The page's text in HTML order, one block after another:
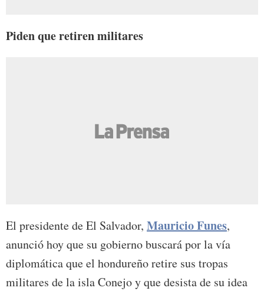
Piden que retiren militares
El presidente de El Salvador, Mauricio Funes,
anunció hoy que su gobierno buscará por la vía
diplomática que el hondureño retire sus tropas
militares de la isla Conejo y que desista de su idea